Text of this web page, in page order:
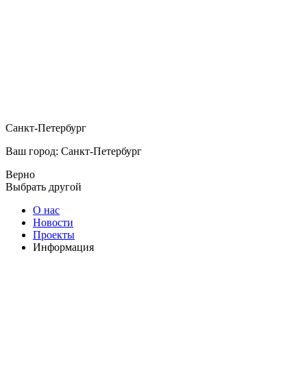
Санкт-Петербург
Ваш город: Санкт-Петербург
Верно
Выбрать другой
О нас
Новости
Проекты
Информация